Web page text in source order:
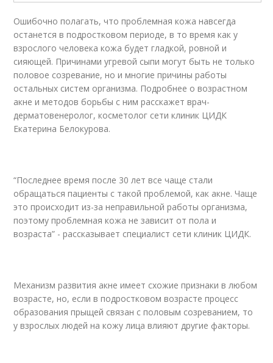
Ошибочно полагать, что проблемная кожа навсегда
останется в подростковом периоде, в то время как у
взрослого человека кожа будет гладкой, ровной и
сияющей. Причинами угревой сыпи могут быть не только
половое созревание, но и многие причины работы
остальных систем организма. Подробнее о возрастном
акне и методов борьбы с ним расскажет врач-
дерматовенеролог, косметолог сети клиник ЦИДК
Екатерина Белокурова.
“Последнее время после 30 лет все чаще стали
обращаться пациенты с такой проблемой, как акне. Чаще
это происходит из-за неправильной работы организма,
поэтому проблемная кожа не зависит от пола и
возраста” - рассказывает специалист сети клиник ЦИДК.
Механизм развития акне имеет схожие признаки в любом
возрасте, но, если в подростковом возрасте процесс
образования прыщей связан с половым созреванием, то
у взрослых людей на кожу лица влияют другие факторы.